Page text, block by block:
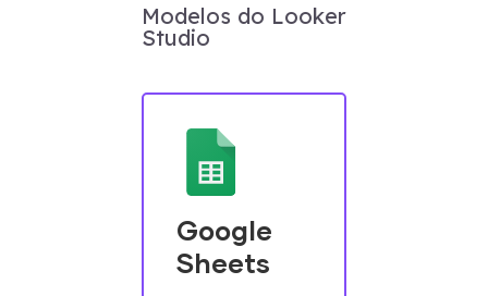
Modelos do Looker
Studio
Google
Sheets